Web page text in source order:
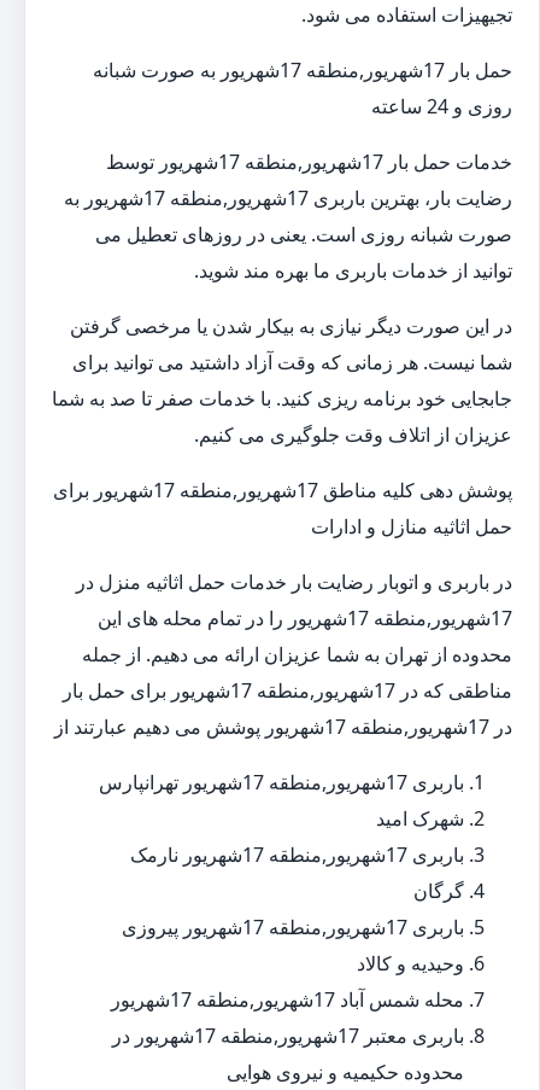
تجیهیزات استفاده می شود.
حمل بار 17شهریور,منطقه 17شهریور به صورت شبانه
روزی و 24 ساعته
خدمات حمل بار 17شهریور,منطقه 17شهریور توسط
رضایت بار، بهترین باربری 17شهریور,منطقه 17شهریور به
صورت شبانه روزی است. یعنی در روزهای تعطیل می
توانید از خدمات باربری ما بهره مند شوید.
در این صورت دیگر نیازی به بیکار شدن یا مرخصی گرفتن
شما نیست. هر زمانی که وقت آزاد داشتید می توانید برای
جابجایی خود برنامه ریزی کنید. با خدمات صفر تا صد به شما
عزیزان از اتلاف وقت جلوگیری می کنیم.
پوشش دهی کلیه مناطق 17شهریور,منطقه 17شهریور برای
حمل اثاثیه منازل و ادارات
در باربری و اتوبار رضایت بار خدمات حمل اثاثیه منزل در
17شهریور,منطقه 17شهریور را در تمام محله های این
محدوده از تهران به شما عزیزان ارائه می دهیم. از جمله
مناطقی که در 17شهریور,منطقه 17شهریور برای حمل بار
در 17شهریور,منطقه 17شهریور پوشش می دهیم عبارتند از
باربری 17شهریور,منطقه 17شهریور تهرانپارس
شهرک امید
باربری 17شهریور,منطقه 17شهریور نارمک
گرگان
باربری 17شهریور,منطقه 17شهریور پیروزی
وحیدیه و کالاد
محله شمس آباد 17شهریور,منطقه 17شهریور
باربری معتبر 17شهریور,منطقه 17شهریور در
محدوده حکیمیه و نیروی هوایی